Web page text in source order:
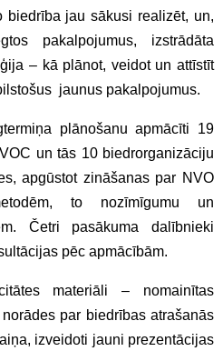
biedrība jau sākusi realizēt, un,
pakalpojumus, izstrādāta
– kā plānot, veidot un attīstīt
jaunus pakalpojumus.
plānošanu apmācīti 19
un tās 10 biedrorganizāciju
apgūstot zināšanas par NVO
to nozīmīgumu un
Četri pasākuma dalībnieki
pēc apmācībām.
materiāli – nomainītas
par biedrības atrašanās
izveidoti jauni prezentācijas